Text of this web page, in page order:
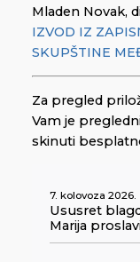
Mladen Novak,
IZVOD IZ
SKUPŠTINE
Za pregled
Vam je
skinuti
7. kolovoza 2026.
Ususret
Marija